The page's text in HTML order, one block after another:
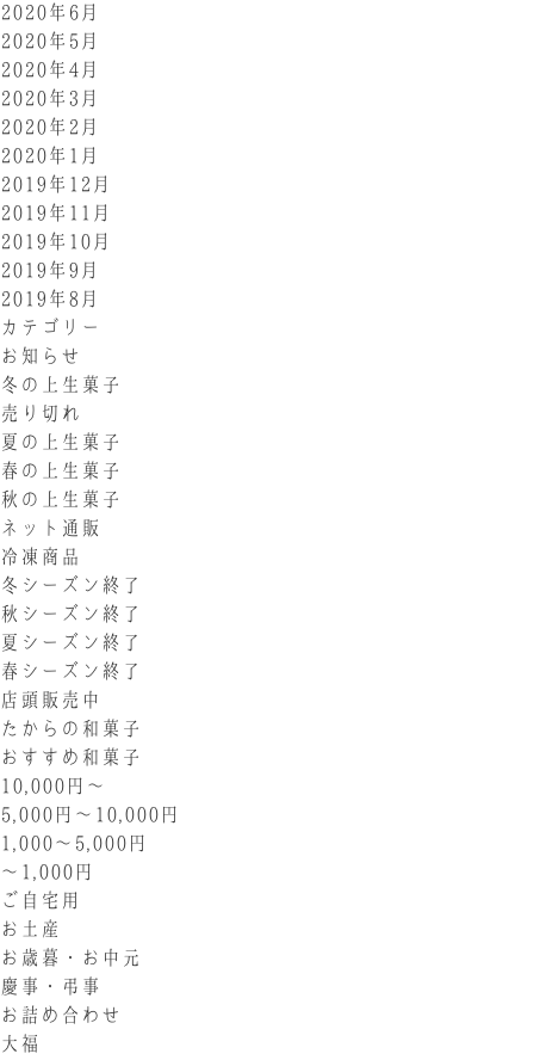
2020年6月
2020年5月
2020年4月
2020年3月
2020年2月
2020年1月
2019年12月
2019年11月
2019年10月
2019年9月
2019年8月
カテゴリー
お知らせ
冬の上生菓子
売り切れ
夏の上生菓子
春の上生菓子
秋の上生菓子
ネット通販
冷凍商品
冬シーズン終了
秋シーズン終了
夏シーズン終了
春シーズン終了
店頭販売中
たからの和菓子
おすすめ和菓子
10,000円〜
5,000円〜10,000円
1,000〜5,000円
〜1,000円
ご自宅用
お土産
お歳暮・お中元
慶事・弔事
お詰め合わせ
大福